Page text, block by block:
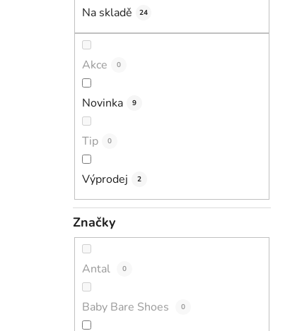
Na skladě 24
Akce 0
Novinka 9
Tip 0
Výprodej 2
Značky
Antal 0
Baby Bare Shoes 0